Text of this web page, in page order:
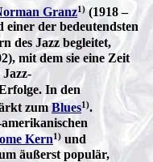
Granz1)(1918 –
der bedeutendsten
des Jazz begleitet,
mit dem sie eine Zeit
In den
zumBlues1).
Kern1) und
äußerst populär,